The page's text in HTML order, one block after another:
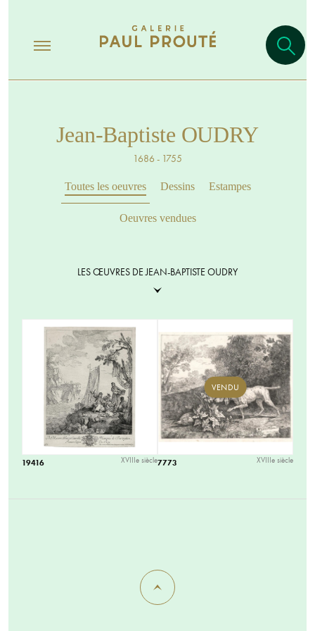
Jean-Baptiste OUDRY
1686 - 1755
Toutes les oeuvres Dessins Estampes
Oeuvres vendues
LES ŒUVRES DE JEAN-BAPTISTE OUDRY
19416 XVIIIe siècle
VENDU
7773 XVIIIe siècle